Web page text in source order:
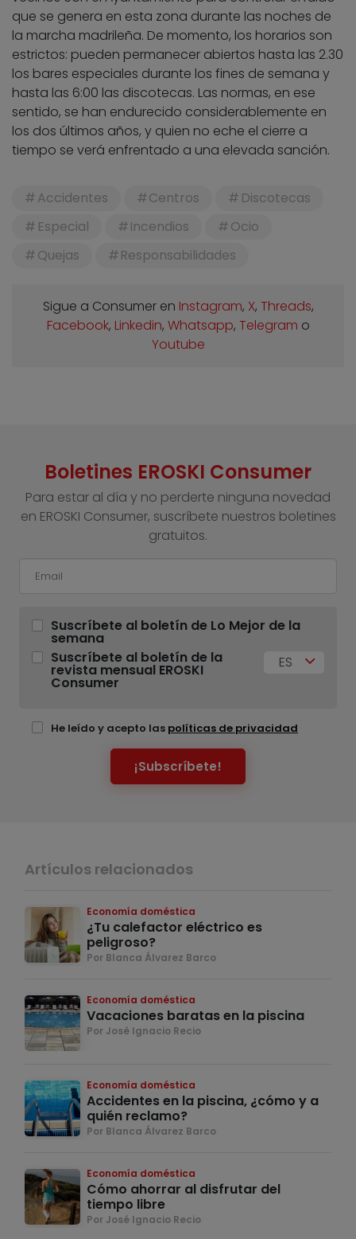
que se genera en esta zona durante las noches de
la marcha madrileña. De momento, los horarios son
estrictos: pueden permanecer abiertos hasta las 2.30
los bares especiales durante los fines de semana y
hasta las 6:00 las discotecas. Las normas, en ese
sentido, se han endurecido considerablemente en
los dos últimos años, y quien no eche el cierre a
tiempo se verá enfrentado a una elevada sanción.
Accidentes Centros
Discotecas
Especial
Incendios
Ocio
Quejas
Responsabilidades
Sigue a Consumer en Instagram, X, Threads,
Facebook, Linkedin, Whatsapp, Telegram o
Youtube
Boletines EROSKI Consumer
Para estar al día y no perderte ninguna novedad
en EROSKI Consumer, suscríbete nuestros boletines
gratuitos.
Suscríbete al boletín de Lo Mejor de la
semana
Suscríbete al boletín de la
revista mensual EROSKI
Consumer
ES
He leído y acepto las políticas de privacidad
¡Subscríbete!
Artículos relacionados
Economía doméstica
¿Tu calefactor eléctrico es
peligroso?
Por Blanca Álvarez Barco
Economía doméstica
Vacaciones baratas en la piscina
Por José Ignacio Recio
Economía doméstica
Accidentes en la piscina, ¿cómo y a
quién reclamo?
Por Blanca Álvarez Barco
Economía doméstica
Cómo ahorrar al disfrutar del
tiempo libre
Por José Ignacio Recio